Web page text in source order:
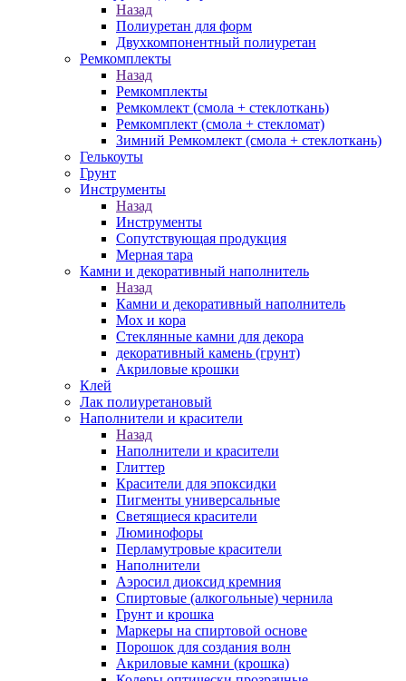
Назад
Полиуретан для форм
Двухкомпонентный полиуретан
Ремкомплекты
Назад
Ремкомплекты
Ремкомлект (смола + стеклоткань)
Ремкомплект (смола + стекломат)
Зимний Ремкомлект (смола + стеклоткань)
Гелькоуты
Грунт
Инструменты
Назад
Инструменты
Сопутствующая продукция
Мерная тара
Камни и декоративный наполнитель
Назад
Камни и декоративный наполнитель
Мох и кора
Стеклянные камни для декора
декоративный камень (грунт)
Акриловые крошки
Клей
Лак полиуретановый
Наполнители и красители
Назад
Наполнители и красители
Глиттер
Красители для эпоксидки
Пигменты универсальные
Светящиеся красители
Люминофоры
Перламутровые красители
Наполнители
Аэросил диоксид кремния
Спиртовые (алкогольные) чернила
Грунт и крошка
Маркеры на спиртовой основе
Порошок для создания волн
Акриловые камни (крошка)